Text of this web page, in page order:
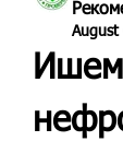
August